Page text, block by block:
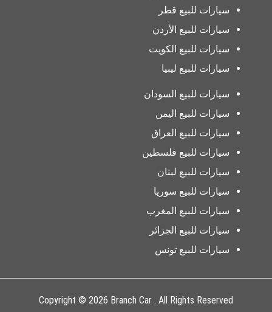
سيارات للبيع قطر
سيارات للبيع الأردن
سيارات للبيع الكويت
سيارات للبيع ليبيا
سيارات للبيع السودان
سيارات للبيع اليمن
سيارات للبيع العراق
سيارات للبيع فلسطين
سيارات للبيع لبنان
سيارات للبيع سوريا
سيارات للبيع المغرب
سيارات للبيع الجزائر
سيارات للبيع تونس
Copyright © 2026 Branch Car . All Rights Reserved